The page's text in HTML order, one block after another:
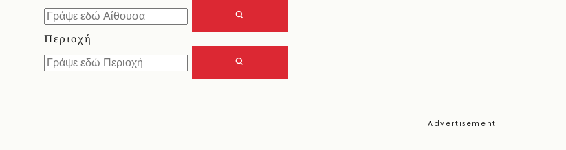
Περιοχή